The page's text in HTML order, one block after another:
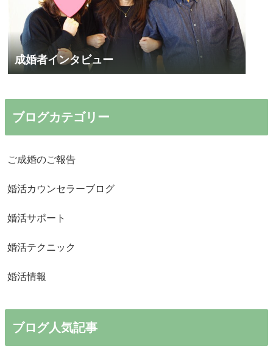
成婚者インタビュー
ブログカテゴリー
ご成婚のご報告
婚活カウンセラーブログ
婚活サポート
婚活テクニック
婚活情報
ブログ人気記事